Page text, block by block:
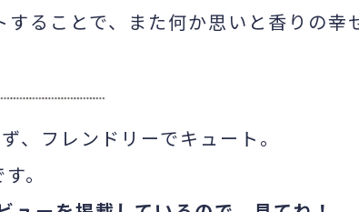
ることで、また何か思いと香りの幸
、フレンドリーでキュート。
。